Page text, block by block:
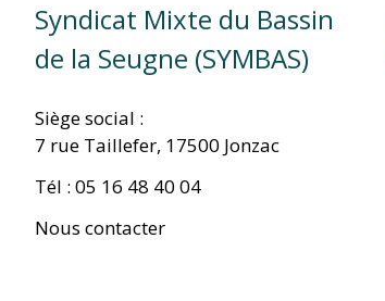
Syndicat Mixte du Bassin
de la Seugne (SYMBAS)
Siège social :
7 rue Taillefer, 17500 Jonzac
Tél : 05 16 48 40 04
Nous contacter